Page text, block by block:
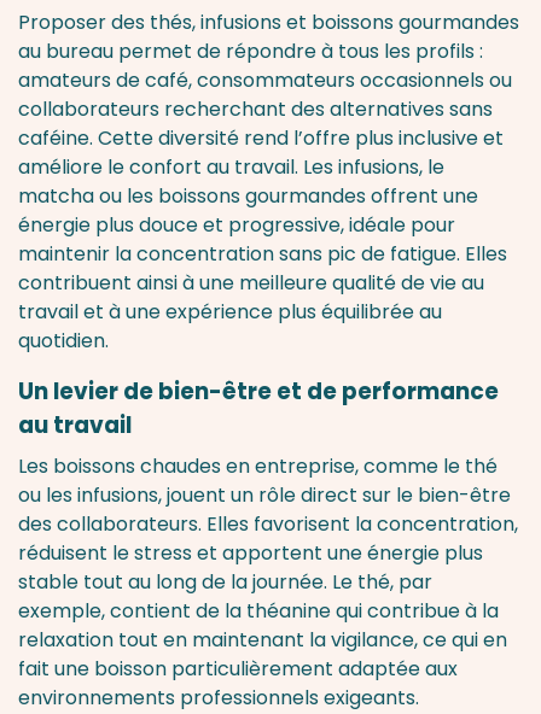
Proposer des thés, infusions et boissons gourmandes
au bureau permet de répondre à tous les profils :
amateurs de café, consommateurs occasionnels ou
collaborateurs recherchant des alternatives sans
caféine. Cette diversité rend l’offre plus inclusive et
améliore le confort au travail. Les infusions, le
matcha ou les boissons gourmandes offrent une
énergie plus douce et progressive, idéale pour
maintenir la concentration sans pic de fatigue. Elles
contribuent ainsi à une meilleure qualité de vie au
travail et à une expérience plus équilibrée au
quotidien.
Un levier de bien-être et de performance
au travail
Les boissons chaudes en entreprise, comme le thé
ou les infusions, jouent un rôle direct sur le bien-être
des collaborateurs. Elles favorisent la concentration,
réduisent le stress et apportent une énergie plus
stable tout au long de la journée. Le thé, par
exemple, contient de la théanine qui contribue à la
relaxation tout en maintenant la vigilance, ce qui en
fait une boisson particulièrement adaptée aux
environnements professionnels exigeants.